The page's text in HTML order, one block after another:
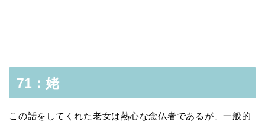
71：姥
この話をしてくれた老女は熱心な念仏者であるが、一般的